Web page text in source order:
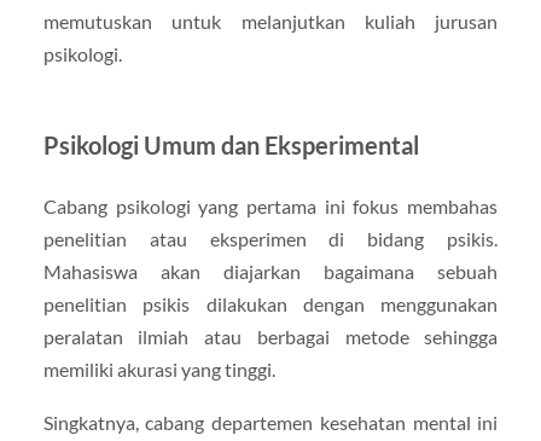
memutuskan untuk melanjutkan kuliah jurusan
psikologi.
Psikologi Umum dan Eksperimental
Cabang psikologi yang pertama ini fokus membahas
penelitian atau eksperimen di bidang psikis.
Mahasiswa akan diajarkan bagaimana sebuah
penelitian psikis dilakukan dengan menggunakan
peralatan ilmiah atau berbagai metode sehingga
memiliki akurasi yang tinggi.
Singkatnya, cabang departemen kesehatan mental ini